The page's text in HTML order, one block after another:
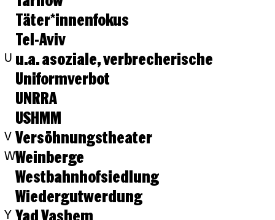
Täter*innenfokus
Tel-Aviv
U u.a. asoziale, verbrecherische
Uniformverbot
UNRRA
USHMM
V Versöhnungstheater
WWeinberge
Westbahnhofsiedlung
Wiedergutwerdung
Y Yad Vashem